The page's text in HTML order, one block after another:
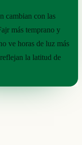
cambian con las
más temprano y
ve horas de luz más
la latitud de